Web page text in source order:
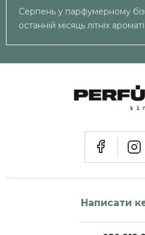
Серпень у парфумерному
останній місяць літніх
Написати